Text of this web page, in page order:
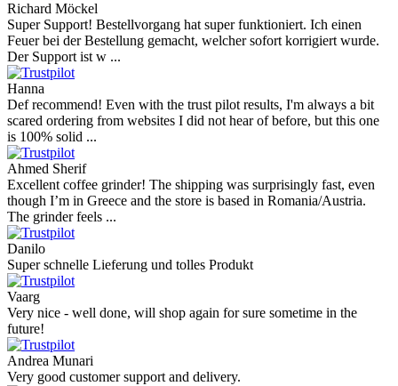
Richard Möckel
Super Support! Bestellvorgang hat super funktioniert. Ich einen
Feuer bei der Bestellung gemacht, welcher sofort korrigiert wurde.
Der Support ist w ...
Hanna
Def recommend! Even with the trust pilot results, I'm always a bit
scared ordering from websites I did not hear of before, but this one
is 100% solid ...
Ahmed Sherif
Excellent coffee grinder! The shipping was surprisingly fast, even
though I’m in Greece and the store is based in Romania/Austria.
The grinder feels ...
Danilo
Super schnelle Lieferung und tolles Produkt
Vaarg
Very nice - well done, will shop again for sure sometime in the
future!
Andrea Munari
Very good customer support and delivery.